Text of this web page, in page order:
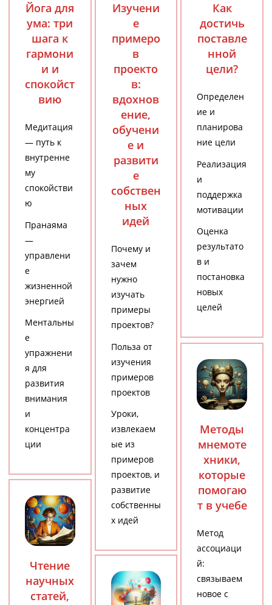
Йога для
ума: три
шага к
гармони
и и
спокойст
вию
Медитация
— путь к
внутренне
му
спокойстви
ю
Пранаяма
—
управлени
е
жизненной
энергией
Ментальны
е
упражнени
я для
развития
внимания
и
концентра
ции
Изучени
е
примеро
в
проекто
в:
вдохнов
ение,
обучени
е и
развити
е
собствен
ных
идей
Почему и
зачем
нужно
изучать
примеры
проектов?
Польза от
изучения
примеров
проектов
Уроки,
извлекаем
ые из
примеров
проектов, и
развитие
собственны
х идей
Как
достичь
поставле
нной
цели?
Определен
ие и
планирова
ние цели
Реализация
и
поддержка
мотивации
Оценка
результато
в и
постановка
новых
целей
Методы
мнемоте
хники,
которые
помогаю
т в учебе
Метод
ассоциаци
й:
связываем
новое с
Чтение
научных
статей,